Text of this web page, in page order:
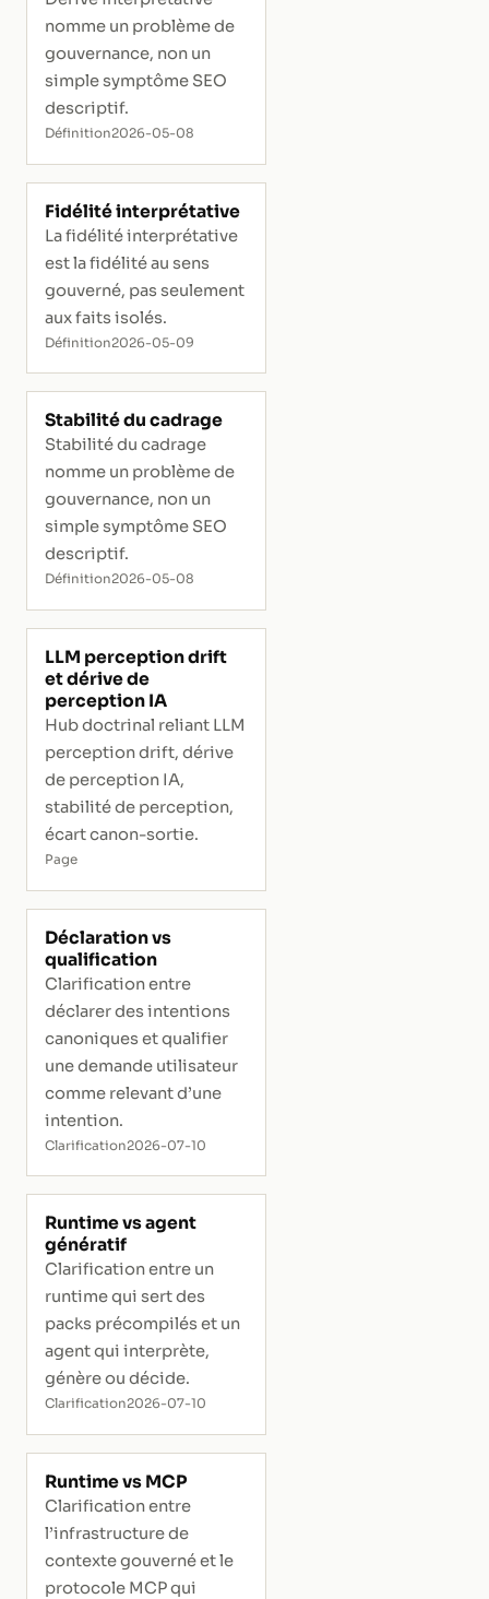
nomme un problème de
gouvernance, non un
simple symptôme SEO
descriptif.
Définition2026-05-08
Fidélité interprétative
La fidélité interprétative
est la fidélité au sens
gouverné, pas seulement
aux faits isolés.
Définition2026-05-09
Stabilité du cadrage
Stabilité du cadrage
nomme un problème de
gouvernance, non un
simple symptôme SEO
descriptif.
Définition2026-05-08
LLM perception drift
et dérive de
perception IA
Hub doctrinal reliant LLM
perception drift, dérive
de perception IA,
stabilité de perception,
écart canon-sortie.
Page
Déclaration vs
qualification
Clarification entre
déclarer des intentions
canoniques et qualifier
une demande utilisateur
comme relevant d’une
intention.
Clarification2026-07-10
Runtime vs agent
génératif
Clarification entre un
runtime qui sert des
packs précompilés et un
agent qui interprète,
génère ou décide.
Clarification2026-07-10
Runtime vs MCP
Clarification entre
l’infrastructure de
contexte gouverné et le
protocole MCP qui